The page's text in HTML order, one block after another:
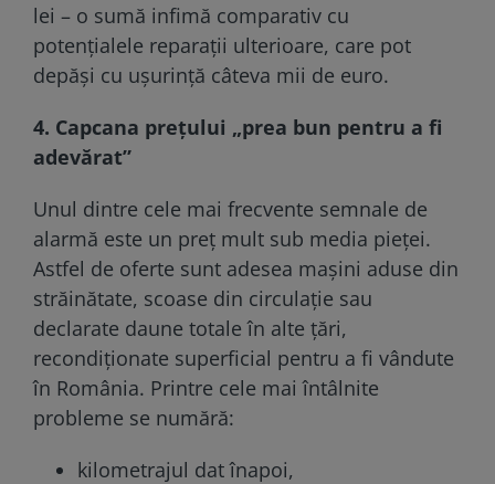
lei – o sumă infimă comparativ cu
potențialele reparații ulterioare, care pot
depăși cu ușurință câteva mii de euro.
4. Capcana prețului „prea bun pentru a fi
adevărat”
Unul dintre cele mai frecvente semnale de
alarmă este un preț mult sub media pieței.
Astfel de oferte sunt adesea mașini aduse din
străinătate, scoase din circulație sau
declarate daune totale în alte țări,
recondiționate superficial pentru a fi vândute
în România. Printre cele mai întâlnite
probleme se numără:
kilometrajul dat înapoi,